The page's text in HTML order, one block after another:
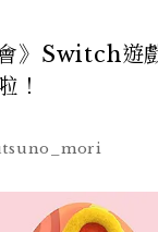
》Switch遊
！